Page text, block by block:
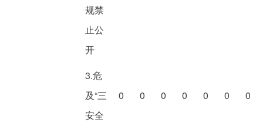
规禁
止公
开
3.危
及“三
安全
0 0 0 0 0 0 0